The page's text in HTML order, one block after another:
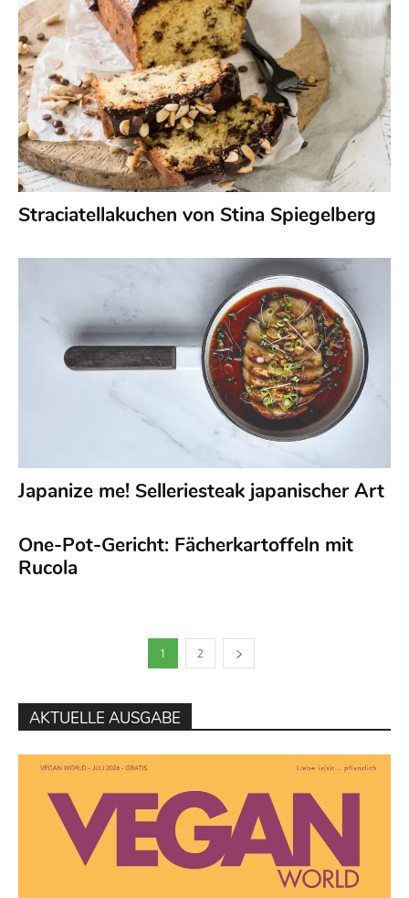
Straciatellakuchen von Stina Spiegelberg
Japanize me! Selleriesteak japanischer Art
One-Pot-Gericht: Fächerkartoffeln mit
Rucola
1 2
AKTUELLE AUSGABE